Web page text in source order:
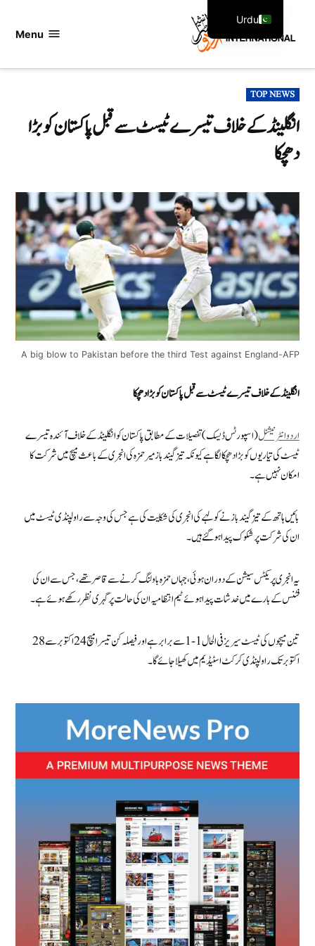
Menu
POSTED
IN
TOP NEWS
انگلینڈ کے خلاف تیسرے ٹیسٹ سے قبل پاکستان کو بڑا
دھچکا
A big blow to Pakistan before the third Test against England-AFP
انگلینڈ کے خلاف تیسرے ٹیسٹ سے قبل پاکستان کو بڑا دھچکا
اردوانٹرنیشنل(اسپورٹس ڈیسک) تفصیلات کے مطابق پاکستان کو انگلینڈ کے خلاف آئندہ تیسرے
ٹیسٹ کی تیاریوں کو بڑا دھچکا لگا ہے کیونکہ تیز گیند باز میر حمزہ کی انجری کے باعث میچ میں شرکت کا
امکان نہیں ہے۔
بائیں ہاتھ کے تیز گیند باز نے کولہے کی انجری کی شکایت کی ہے جس کی وجہ سے راولپنڈی ٹیسٹ میں
ان کی شرکت پر شکوک پیدا ہو گئے ہیں۔
یہ انجری پریکٹس سیشن کے دوران ہوئی، جہاں حمزہ باولنگ کرنے سے قاصر تھے، جس سے ان کی
فٹنس کے بارے میں خدشات پیدا ہوئے ٹیم انتظامیہ ان کی حالت پر گہری نظر رکھے ہوئے ہے۔
تین میچوں کی ٹیسٹ سیریز فی الحال 1-1 سے برابر ہے اور فیصلہ کن تیسرا میچ 24 اکتوبر سے 28
اکتوبر تک راولپنڈی کرکٹ اسٹیڈیم میں کھیلا جائے گا۔
Urdu
English